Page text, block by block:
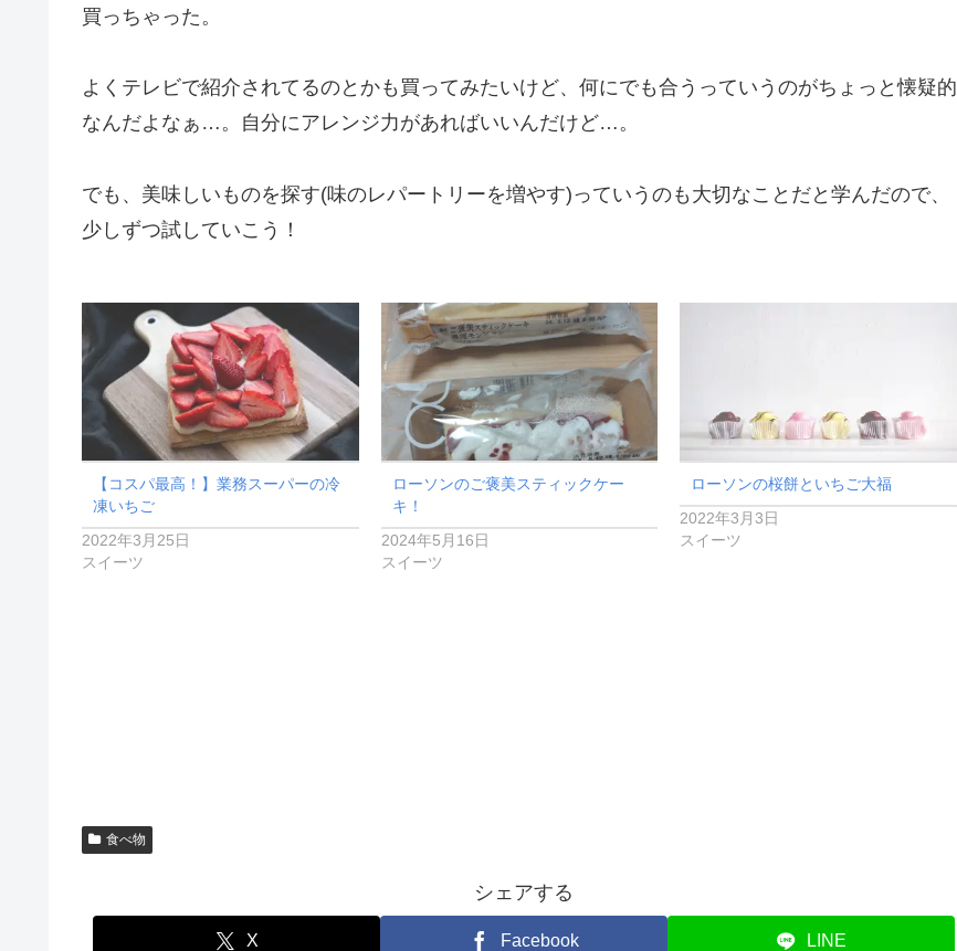
買っちゃった。
よくテレビで紹介されてるのとかも買ってみたいけど、何にでも合うっていうのがちょっと懐疑的
なんだよなぁ…。自分にアレンジ力があればいいんだけど…。
でも、美味しいものを探す(味のレパートリーを増やす)っていうのも大切なことだと学んだので、
少しずつ試していこう！
【コスパ最高！】業務スーパーの冷
凍いちご
2022年3月25日
スイーツ
ローソンのご褒美スティックケー
キ！
2024年5月16日
スイーツ
ローソンの桜餅といちご大福
2022年3月3日
スイーツ
食べ物
シェアする
X Facebook LINE